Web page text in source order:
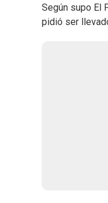
Según supo El
pidió ser